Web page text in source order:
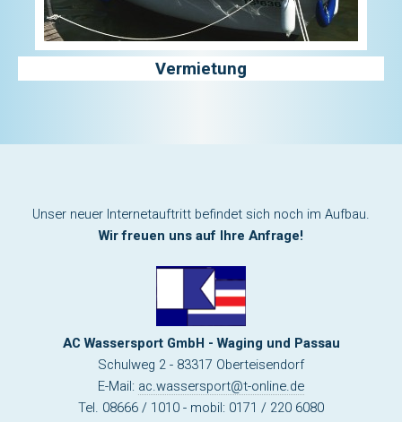
Vermietung
Unser neuer Internetauftritt befindet sich noch im Aufbau.
Wir freuen uns auf Ihre Anfrage!
AC Wassersport GmbH - Waging und Passau
Schulweg 2 - 83317 Oberteisendorf
E-Mail: ac.wassersport@t-online.de
Tel. 08666 / 1010 - mobil: 0171 / 220 6080